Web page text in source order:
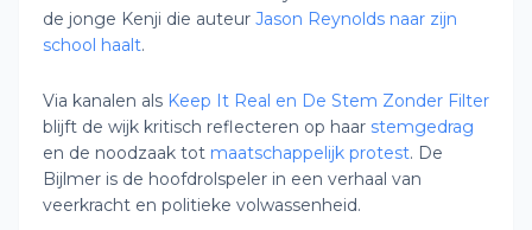
de jonge Kenji die auteur Jason Reynolds naar zijn
school haalt.
Via kanalen als Keep It Real en De Stem Zonder Filter
blijft de wijk kritisch reflecteren op haar stemgedrag
en de noodzaak tot maatschappelijk protest. De
Bijlmer is de hoofdrolspeler in een verhaal van
veerkracht en politieke volwassenheid.